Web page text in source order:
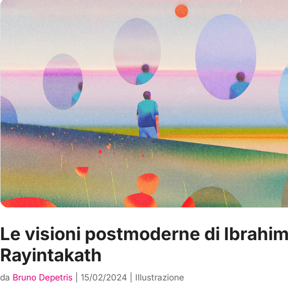
Le visioni postmoderne di
Rayintakath
da Bruno Depetris |15/02/2024 Illustrazione